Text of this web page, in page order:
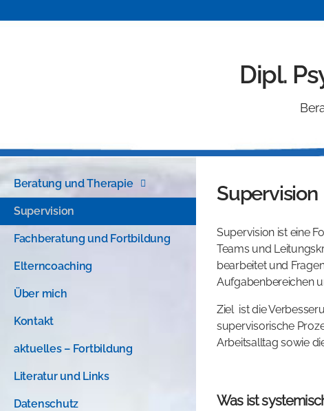
Dipl.
Beratung und Therapie
Supervision
Fachberatung und Fortbildung
Elterncoaching
Über mich
Kontakt
aktuelles – Fortbildung
Literatur und Links
Datenschutz
Supervision
Supervision ist eine
Teams und
bearbeitet und
Aufgabenbereichen
Ziel ist die
supervisorische
Arbeitsalltag sowie
Was ist